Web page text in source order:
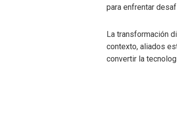
para enfrentar
La transformación
contexto, aliados
convertir la